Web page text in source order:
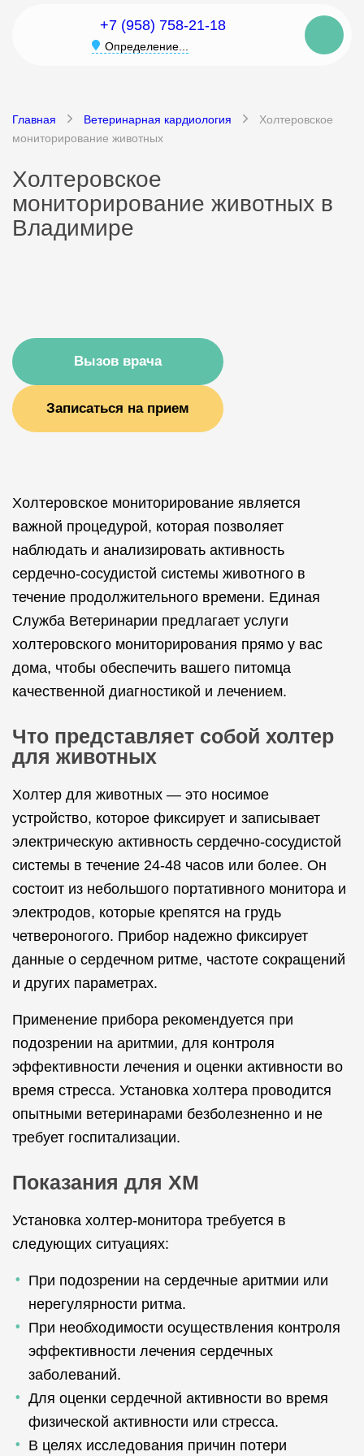
+7 (958) 758-21-18
Определение...
Главная Ветеринарная кардиология
Холтеровское
мониторирование животных
Холтеровское
мониторирование животных в
Владимире
Вызов врача
Записаться на прием
Холтеровское мониторирование является
важной процедурой, которая позволяет
наблюдать и анализировать активность
сердечно-сосудистой системы животного в
течение продолжительного времени. Единая
Служба Ветеринарии предлагает услуги
холтеровского мониторирования прямо у вас
дома, чтобы обеспечить вашего питомца
качественной диагностикой и лечением.
Что представляет собой холтер
для животных
Холтер для животных — это носимое
устройство, которое фиксирует и записывает
электрическую активность сердечно-сосудистой
системы в течение 24-48 часов или более. Он
состоит из небольшого портативного монитора и
электродов, которые крепятся на грудь
четвероногого. Прибор надежно фиксирует
данные о сердечном ритме, частоте сокращений
и других параметрах.
Применение прибора рекомендуется при
подозрении на аритмии, для контроля
эффективности лечения и оценки активности во
время стресса. Установка холтера проводится
опытными ветеринарами безболезненно и не
требует госпитализации.
Показания для ХМ
Установка холтер-монитора требуется в
следующих ситуациях:
При подозрении на сердечные аритмии или
нерегулярности ритма.
При необходимости осуществления контроля
эффективности лечения сердечных
заболеваний.
Для оценки сердечной активности во время
физической активности или стресса.
В целях исследования причин потери